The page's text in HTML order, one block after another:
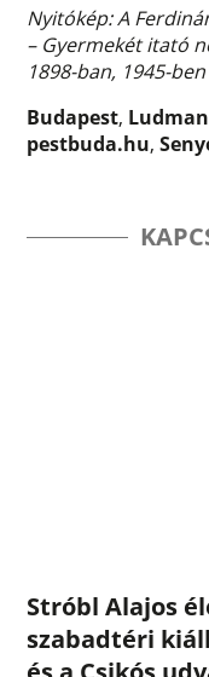
Nyitókép: A
– Gyermekét itató
1898-ban, 1945-
Budapest,
pestbuda.hu,
Stróbl Alajos
szabadtéri